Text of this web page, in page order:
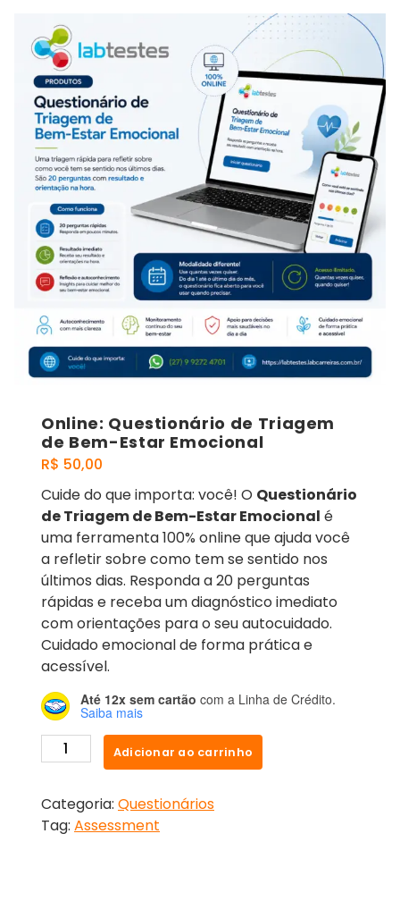
Online: Questionário de Triagem
de Bem-Estar Emocional
R$ 50,00
Cuide do que importa: você! O Questionário
de Triagem de Bem-Estar Emocional é
uma ferramenta 100% online que ajuda você
a refletir sobre como tem se sentido nos
últimos dias. Responda a 20 perguntas
rápidas e receba um diagnóstico imediato
com orientações para o seu autocuidado.
Cuidado emocional de forma prática e
acessível.
Até 12x sem cartão com a Linha de Crédito.
Saiba mais
Adicionar ao carrinho
Categoria: Questionários
Tag: Assessment